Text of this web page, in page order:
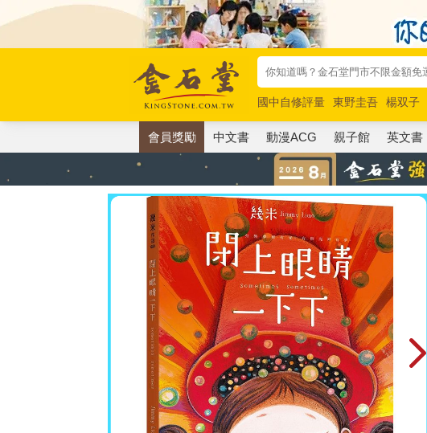
國中自修評量 東野圭吾 楊双子
唯紅花綻放
奧德賽 路邊攤新作
會員獎勵 中文書 動漫ACG 親子館 英文書